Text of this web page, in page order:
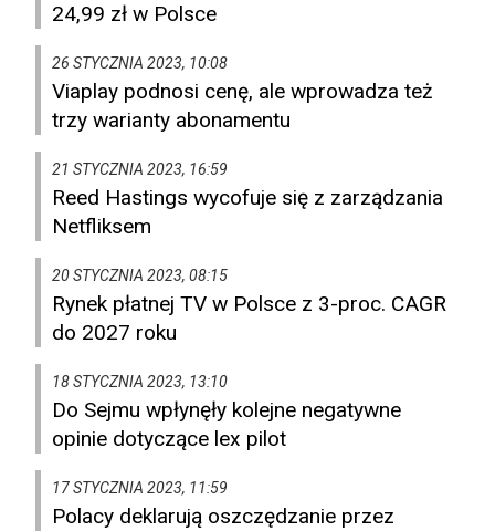
24,99 zł w Polsce
26 STYCZNIA 2023, 10:08
Viaplay podnosi cenę, ale wprowadza też
trzy warianty abonamentu
21 STYCZNIA 2023, 16:59
Reed Hastings wycofuje się z zarządzania
Netfliksem
20 STYCZNIA 2023, 08:15
Rynek płatnej TV w Polsce z 3-proc. CAGR
do 2027 roku
18 STYCZNIA 2023, 13:10
Do Sejmu wpłynęły kolejne negatywne
opinie dotyczące lex pilot
17 STYCZNIA 2023, 11:59
Polacy deklarują oszczędzanie przez